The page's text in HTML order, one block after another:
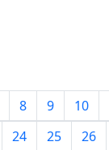
8 9 10
24 25 26